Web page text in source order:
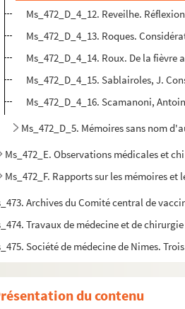
Ms_472_D_4_12. Reveilhe.
Ms_472_D_4_13. Roques.
Ms_472_D_4_14. Roux. De la fièvre
Ms_472_D_4_15. Sablairoles, J.
Ms_472_D_4_16. Scamanoni,
Ms_472_D_5. Mémoires sans nom
Ms_472_E. Observations médicales et
Ms_472_F. Rapports sur les mémoires et
Archives du Comité central de
Travaux de médecine et de
Société de médecine de Nimes.
du contenu